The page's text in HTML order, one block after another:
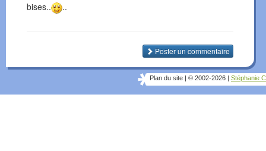
bises..
..
Poster un commentaire
Plan du site | © 2002-2026 | Stéphanie C